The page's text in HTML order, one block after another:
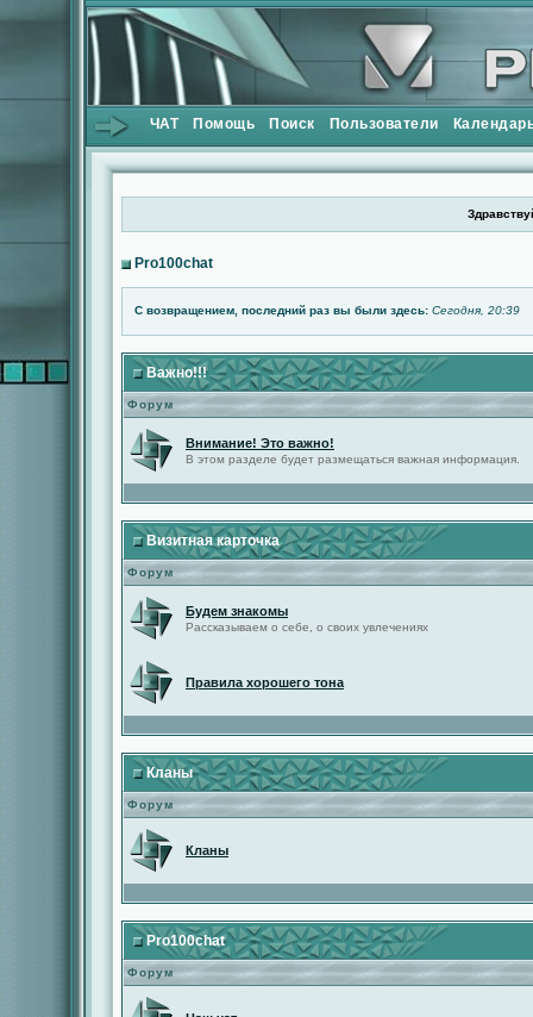
ЧАТ Помощь Поиск Пользователи
Pro100chat
С возвращением, последний раз вы были здесь: Сегодня, 20:39
Важно!!!
Форум
Внимание! Это важно!
В этом разделе будет размещаться важная информация.
Визитная карточка
Форум
Будем знакомы
Рассказываем о себе, о своих увлечениях
Правила хорошего тона
Кланы
Форум
Кланы
Pro100chat
Форум